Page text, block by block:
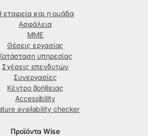
εταιρεία και η ομάδα
Ασφάλεια
ΜΜΕ
Θέσεις εργασίας
υπηρεσίας
Σχέσεις επενδυτών
Συνεργασίες
Κέντρο βοήθειας
Accessibility
availability checker
Προϊόντα Wise